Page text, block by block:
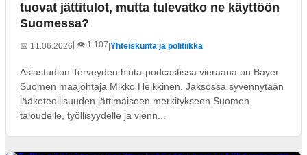
tuovat jättitulot, mutta tulevatko ne käyttöön
Suomessa?
📅 11.06.2026 | 👁️ 1 107|Yhteiskunta ja politiikka
Asiastudion Terveyden hinta-podcastissa vieraana on Bayer
Suomen maajohtaja Mikko Heikkinen. Jaksossa syvennytään
lääketeollisuuden jättimäiseen merkitykseen Suomen
taloudelle, työllisyydelle ja vienn...